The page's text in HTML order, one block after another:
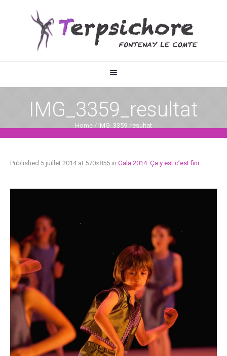
IMG_3359_resultat
Home / IMG_3359_resultat
Published 5 juillet 2014at 570×855 in Gala 2014: Ça y est c’est fini….